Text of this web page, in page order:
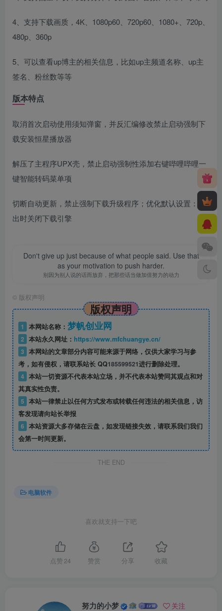
4、支持下载画质，4K、1080p60、720p60、1080+、720p、
480p、360p
5、可以查看up博主的相关信息，比如up主频道名称、up主
签名、粉丝数等等
版本特点
取消首次启动使用须知弹窗，并反汇编修改禁止启动强制下
载安装恒星播放器
解压了主程序UPX壳，禁止启动强制性添加右键哔哩哔哩一
键智能转码菜单项
切断自动更新，禁止强制下载升级程序；优化默认设置：退
出时关闭下载引擎
Don't give up just because of what people said. Use that
as your motivation to push harder.
别因为别人说的话而放弃，把那些话当做加倍努力的动力
© 版权声明
版权声明
1 本网站名称： 梦帆创业网
2 本站永久网址： https://www.mfchuangye.cn/
3 本网站的文章部分内容可能来源于网络，仅供大家学习与参
考，如有侵权，请联系站长 QQ185599521进行删除处理。
4 本站一切资源不代表本站立场，并不代表本站赞同其观点和对
其真实性负责。
5 本站一律禁止以任何方式发布或转载任何违法的相关信息，访
客发现请向站长举报
6 本站资源大多存储在云盘，如发现链接失效，请联系我们我们
会第一时间更新。
THE END
电脑软件
喜欢就支持一下吧
点赞 24 赞赏 分享 收藏
努力的小梦 关注